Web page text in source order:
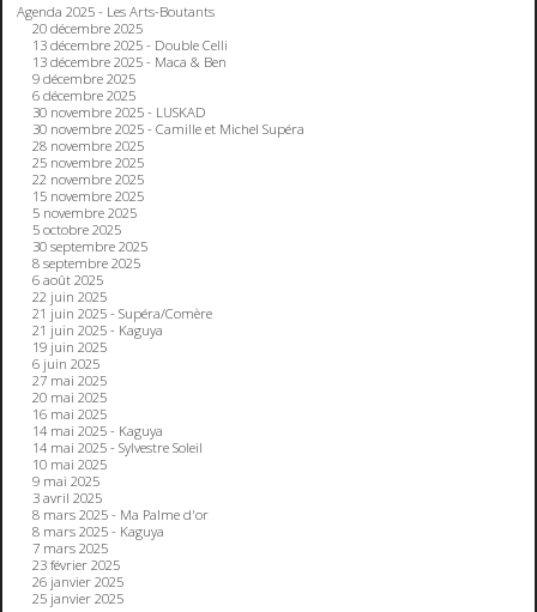
Agenda 2025 - Les Arts-Boutants
20 décembre 2025
13 décembre 2025 - Double Celli
13 décembre 2025 - Maca & Ben
9 décembre 2025
6 décembre 2025
30 novembre 2025 - LUSKAD
30 novembre 2025 - Camille et Michel Supéra
28 novembre 2025
25 novembre 2025
22 novembre 2025
15 novembre 2025
5 novembre 2025
5 octobre 2025
30 septembre 2025
8 septembre 2025
6 août 2025
22 juin 2025
21 juin 2025 - Supéra/Comère
21 juin 2025 - Kaguya
19 juin 2025
6 juin 2025
27 mai 2025
20 mai 2025
16 mai 2025
14 mai 2025 - Kaguya
14 mai 2025 - Sylvestre Soleil
10 mai 2025
9 mai 2025
3 avril 2025
8 mars 2025 - Ma Palme d'or
8 mars 2025 - Kaguya
7 mars 2025
23 février 2025
26 janvier 2025
25 janvier 2025